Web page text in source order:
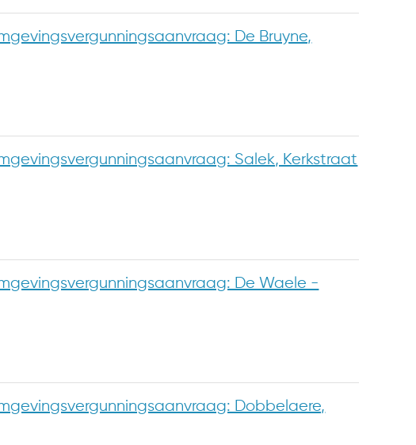
De Bruyne,
Salek, Kerkstraat
De Waele -
Dobbelaere,